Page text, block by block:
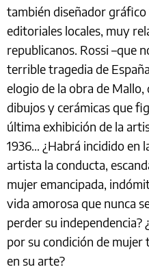
también diseñador
editoriales locales, muy
republicanos. Rossi –que
terrible tragedia de
elogio de la obra de
dibujos y cerámicas que
última exhibición de la
1936… ¿Habrá incidido en
artista la conducta,
mujer emancipada,
vida amorosa que nunca
perder su independencia?
por su condición de
en su arte?